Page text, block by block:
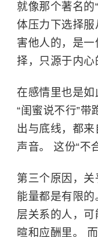
就像那个著名的
体压力下选择
害他人的，是
择，只源于内心
在感情里也是如
“闺蜜说不行”
出与底线，都
声音。 这份“不
第三个原因，
能量都是有限
层关系的人，
暄和应酬里。